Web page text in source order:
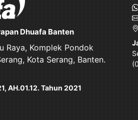
Dhuafa Banten
Raya, Komplek Pondok
Kota Serang, Banten.
AH.01.12. Tahun 2021